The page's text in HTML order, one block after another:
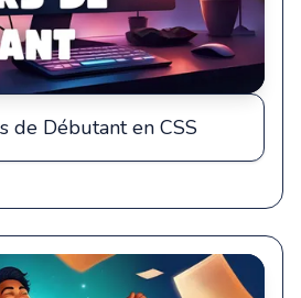
de Débutant en CSS